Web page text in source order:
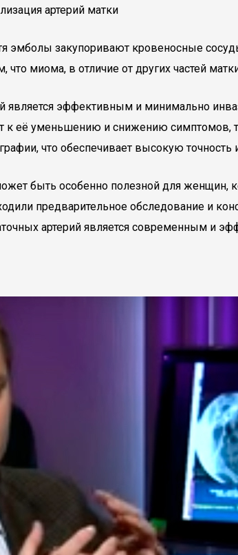
эмболы закупоривают кровеносные
миома, в отличие от других частей
является эффективным и минимально
её уменьшению и снижению симптомов,
что обеспечивает высокую точность
быть особенно полезной для женщин,
предварительное обследование и
артерий является современным и